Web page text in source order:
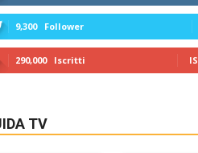
9,300 Follower
290,000 Iscritti
TV